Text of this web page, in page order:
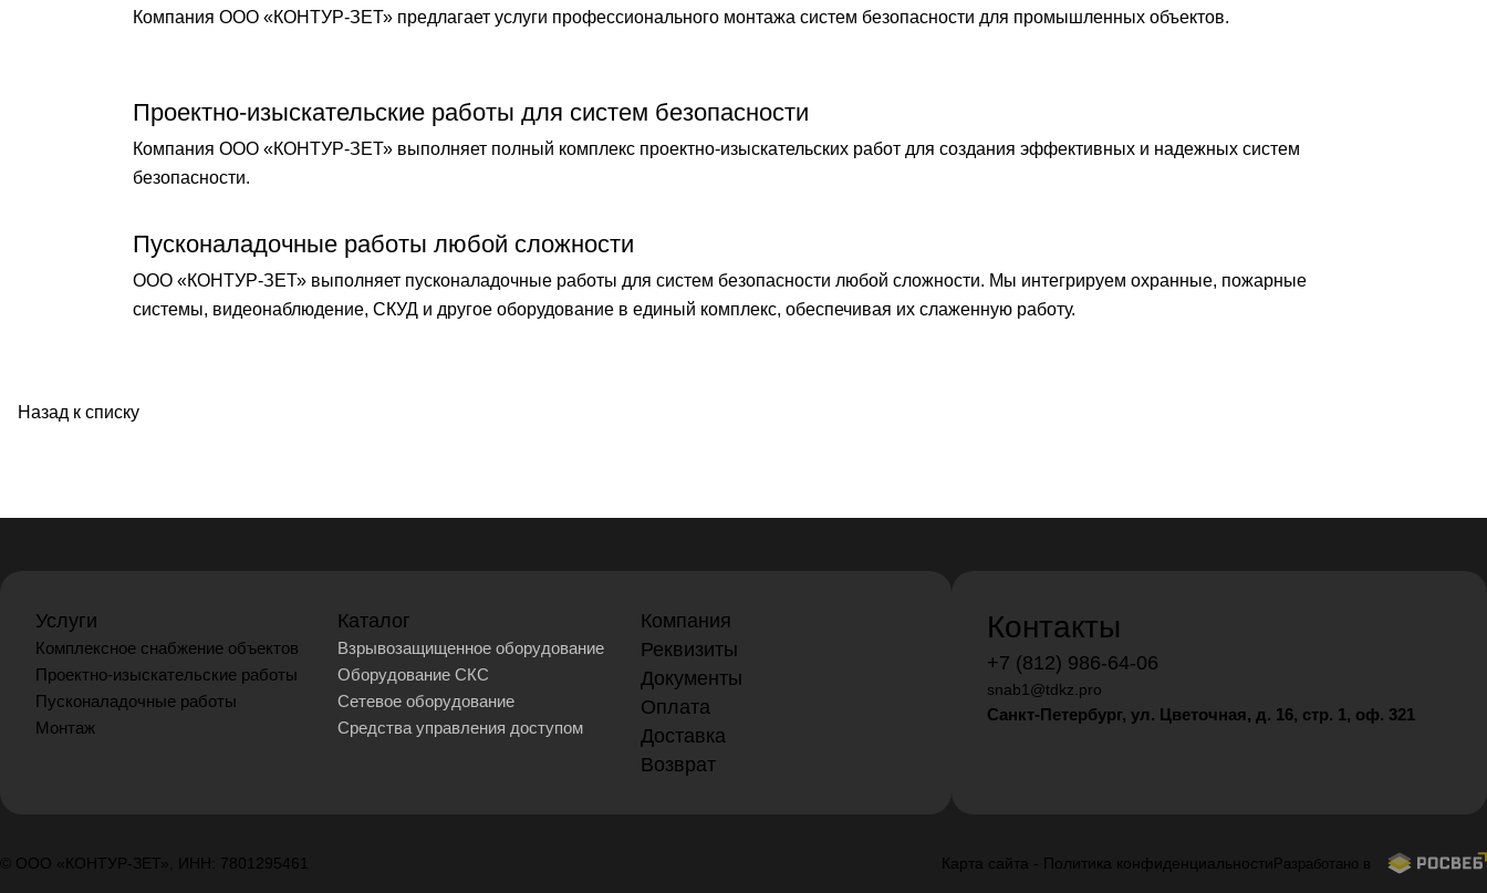
Компания ООО «КОНТУР-ЗЕТ» предлагает услуги профессионального монтажа систем безопасности для промышленных объектов.
Проектно-изыскательские работы для систем безопасности
Компания ООО «КОНТУР-ЗЕТ» выполняет полный комплекс проектно-изыскательских работ для создания эффективных и надежных систем
безопасности.
Пусконаладочные работы любой сложности
ООО «КОНТУР-ЗЕТ» выполняет пусконаладочные работы для систем безопасности любой сложности. Мы интегрируем охранные, пожарные
системы, видеонаблюдение, СКУД и другое оборудование в единый комплекс, обеспечивая их слаженную работу.
Назад к списку
Услуги
Комплексное снабжение объектов
Проектно-изыскательские работы
Пусконаладочные работы
Монтаж
Каталог
Взрывозащищенное оборудование
Оборудование СКС
Сетевое оборудование
Средства управления доступом
Компания
Реквизиты
Документы
Оплата
Доставка
Возврат
Контакты
+7 (812) 986-64-06
snab1@tdkz.pro
Санкт-Петербург, ул. Цветочная, д. 16, стр. 1, оф. 321
© ООО «КОНТУР-ЗЕТ», ИНН: 7801295461 Карта сайта - Политика конфиденциальности Разработано в